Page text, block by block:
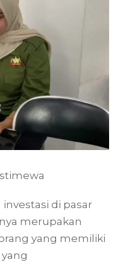
di pasar
merupakan
yang memiliki